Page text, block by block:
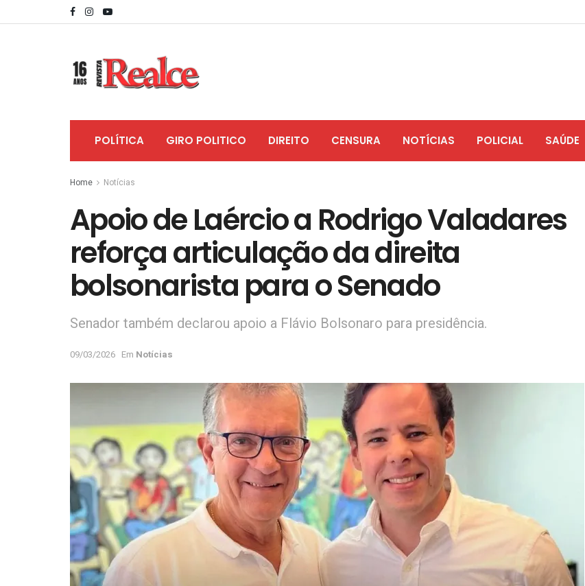
POLÍTICA GIRO POLITICO DIREITO CENSURA NOTÍCIAS POLICIAL SAÚDE
Home Notícias
Apoio de Laércio a Rodrigo Valadares
reforça articulação da direita
bolsonarista para o Senado
Senador também declarou apoio a Flávio Bolsonaro para presidência.
09/03/2026 Em Notícias